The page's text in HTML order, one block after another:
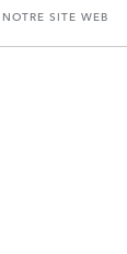
NOTRE SITE WEB